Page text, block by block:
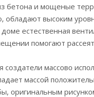
бетона и мощеные
обладают высоким
естественная
помогают
создатели массово
массой
оригинальным